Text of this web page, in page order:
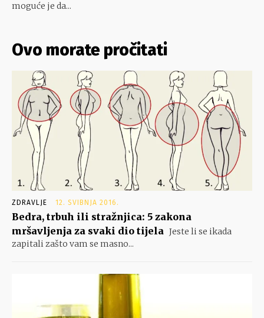
moguće je da...
Ovo morate pročitati
ZDRAVLJE 12. SVIBNJA 2016.
Bedra, trbuh ili stražnjica: 5 zakona
mršavljenja za svaki dio tijela Jeste li se ikada
zapitali zašto vam se masno...